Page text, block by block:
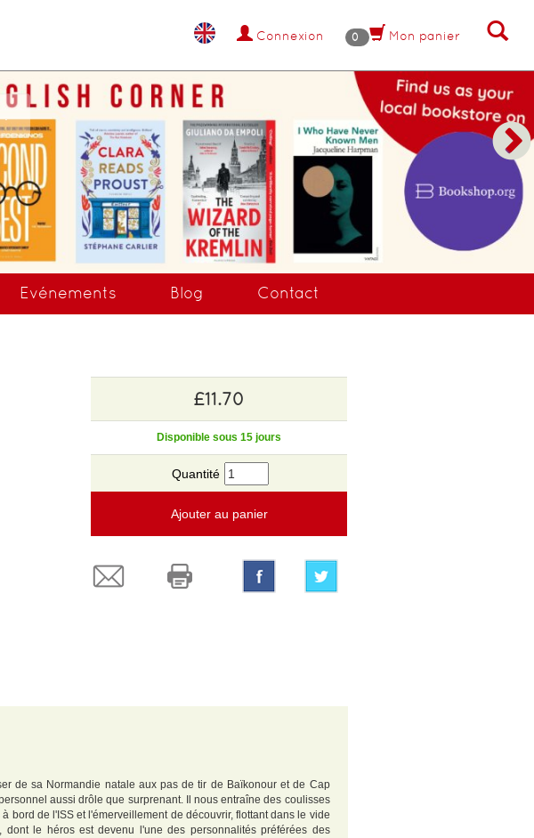
Connexion 0 Mon panier
.
Evénements Blog Contact
£11.70
Disponible sous 15 jours
Quantité
Ajouter au panier
de sa Normandie natale aux pas de tir de Baïkonour et de Cap
aussi drôle que surprenant. Il nous entraîne des coulisses
bord de l'ISS et l'émerveillement de découvrir, flottant dans le vide
le héros est devenu l'une des personnalités préférées des